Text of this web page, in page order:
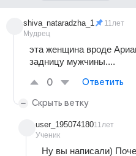
shiva_nataradzha_1
Мудрец
11лет
эта женщина вроде
задницу мужчины....
0 Ответить
Скрыть ветку
user_195074180
Ученик
11лет
Ну вы написали)